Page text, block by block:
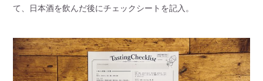
て、日本酒を飲んだ後にチェックシートを記入。